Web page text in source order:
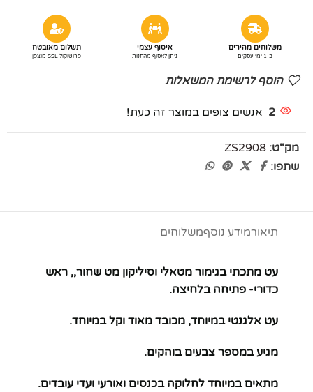
משלוחים מהירים
1-3 ימי עסקים
איסוף עצמי
ניתן לאסוף מהחנות
תשלום מאובטח
פרוטוקול SSL מוצפן
הוסף לרשימת המשאלות
2 אנשים צופים במוצר זה כעת!
מק"ט: ZS2908
שתפו:
תיאורמידע נוסףמשלוחים
עט מתכתי בגימור מטאלי וסיליקון מט שחור,, ראש
כדורי- פתיחה בלחיצה.
עט אלגנטי במיוחד, מכובד מאוד וקל במיוחד.
מגיע במספר צבעים בוהקים.
מתאים במיוחד לחלוקה בכנסים ואורעי ועדי עובדים.